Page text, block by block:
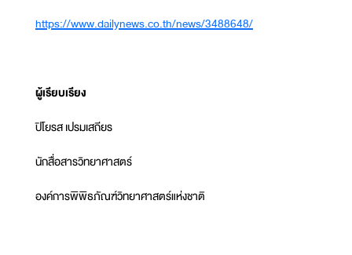
https://www.dailynews.co.th/news/3488648/
ผู้เรียบเรียง
ปิโยรส เปรมเสถียร
นักสื่อสารวิทยาศาสตร์
องค์การพิพิธภัณฑ์วิทยาศาสตร์แห่งชาติ